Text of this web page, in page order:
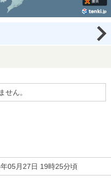
せん。
05月27日 19時25分頃